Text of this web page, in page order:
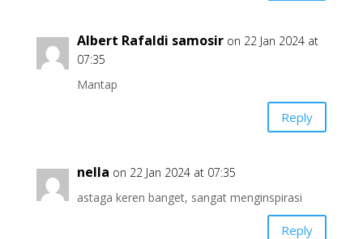
Albert Rafaldi samosir on 22 Jan 2024 at
07:35
Mantap
Reply
nella on 22 Jan 2024 at 07:35
astaga keren banget, sangat menginspirasi
Reply